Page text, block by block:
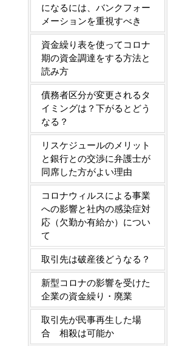
になるには、バンクフォー
メーションを重視すべき
資金繰り表を使ってコロナ
期の資金調達をする方法と
読み方
債務者区分が変更されるタ
イミングは？下がるとどう
なる？
リスケジュールのメリット
と銀行との交渉に弁護士が
同席した方がよい理由
コロナウィルスによる事業
への影響と社内の感染症対
応（欠勤か有給か）につい
て
取引先は破産後どうなる？
新型コロナの影響を受けた
企業の資金繰り・廃業
取引先が民事再生した場
合 相殺は可能か